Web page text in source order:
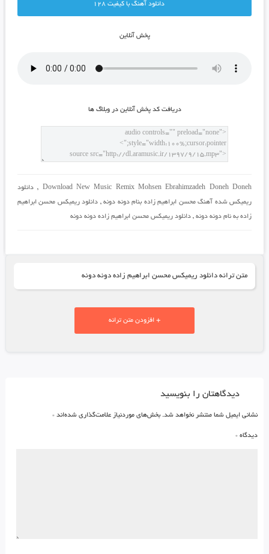
دانلود آهنگ با کيفيت 128
پخش آنلاين
دريافت کد پخش آنلاين در وبلاگ ها
Download New Music Remix Mohsen Ebrahimzadeh Doneh Doneh
,دانلود
ریمیکس شده آهنگ محسن ابراهیم زاده بنام دونه دونه, دانلود ریمیکس محسن ابراهیم
زاده به نام دونه دونه, دانلود ریمیکس محسن ابراهیم زاده دونه دونه
متن ترانه دانلود ریمیکس محسن ابراهیم زاده دونه دونه
+ افزودن متن ترانه
دیدگاهتان را بنویسید
نشانی ایمیل شما منتشر نخواهد شد. بخش‌های موردنیاز علامت‌گذاری شده‌اند *
دیدگاه *